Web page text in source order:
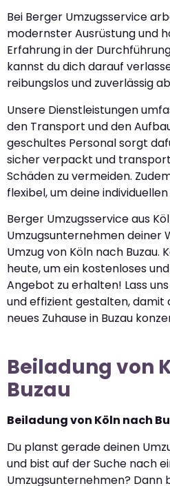
Bei Berger Umzugsservice
modernster Ausrüstung und
Erfahrung in der
kannst du dich darauf
reibungslos und zuverlässig
Unsere Dienstleistungen
den Transport und den
geschultes Personal sorgt
sicher verpackt und
Schäden zu vermeiden.
flexibel, um deine
Berger Umzugsservice aus
Umzugsunternehmen deiner
Umzug von Köln nach Buzau.
heute, um ein kostenloses
Angebot zu erhalten! Lass
und effizient gestalten, damit
neues Zuhause in Buzau
Beiladung von
Buzau
Beiladung von Köln nach
Du planst gerade deinen
und bist auf der Suche nach
Umzugsunternehmen? Dann